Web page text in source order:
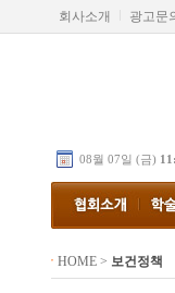
회사소개 광고문
08월 07일 (금)
HOME> 보건정책